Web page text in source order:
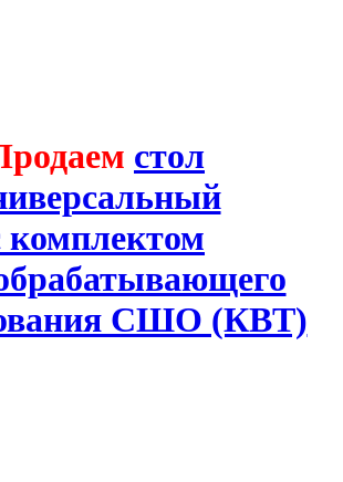
стол
комплектом
СШО (КВТ)